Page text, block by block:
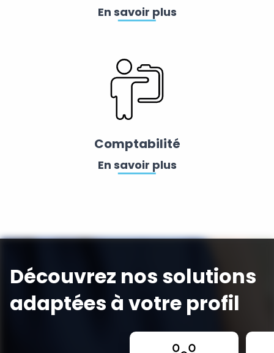
En savoir plus
Comptabilité
En savoir plus
Découvrez nos solutions
adaptées à votre profil